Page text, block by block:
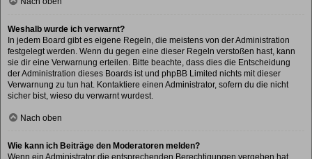
Weshalb wurde ich verwarnt?
In jedem Board gibt es eigene Regeln, die meistens von der Administration
festgelegt werden. Wenn du gegen eine dieser Regeln verstoßen hast, kann
sie dir eine Verwarnung erteilen. Bitte beachte, dass dies die Entscheidung
der Administration dieses Boards ist und phpBB Limited nichts mit dieser
Verwarnung zu tun hat. Kontaktiere einen Administrator, sofern du die nicht
sicher bist, wieso du verwarnt wurdest.
Nach oben
Wie kann ich Beiträge den Moderatoren melden?
Wenn ein Administrator die entsprechenden Berechtigungen vergeben hat,